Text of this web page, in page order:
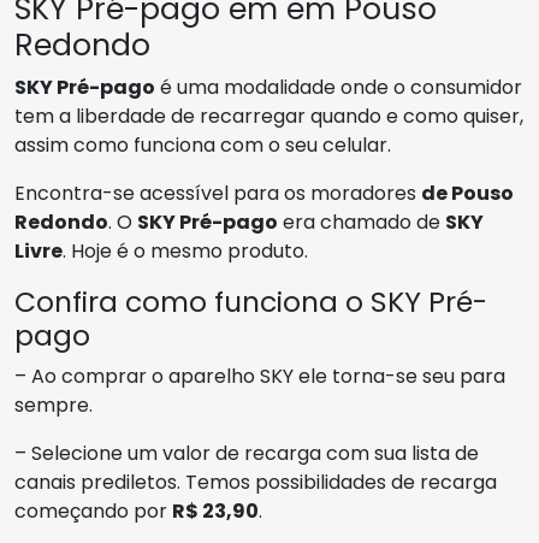
SKY Pré-pago em em Pouso
Redondo
SKY Pré-pago é uma modalidade onde o consumidor
tem a liberdade de recarregar quando e como quiser,
assim como funciona com o seu celular.
Encontra-se acessível para os moradores de Pouso
Redondo. O SKY Pré-pago era chamado de SKY
Livre. Hoje é o mesmo produto.
Confira como funciona o SKY Pré-
pago
– Ao comprar o aparelho SKY ele torna-se seu para
sempre.
– Selecione um valor de recarga com sua lista de
canais prediletos. Temos possibilidades de recarga
começando por R$ 23,90.